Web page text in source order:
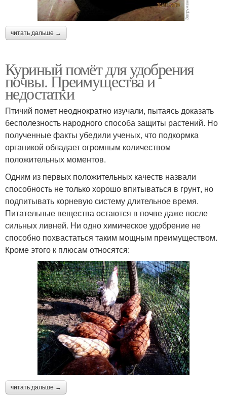
читать дальше →
Куриный помёт для удобрения
почвы. Преимущества и
недостатки
Птичий помет неоднократно изучали, пытаясь доказать
бесполезность народного способа защиты растений. Но
полученные факты убедили ученых, что подкормка
органикой обладает огромным количеством
положительных моментов.
Одним из первых положительных качеств назвали
способность не только хорошо впитываться в грунт, но
подпитывать корневую систему длительное время.
Питательные вещества остаются в почве даже после
сильных ливней. Ни одно химическое удобрение не
способно похвастаться таким мощным преимуществом.
Кроме этого к плюсам относятся:
читать дальше →